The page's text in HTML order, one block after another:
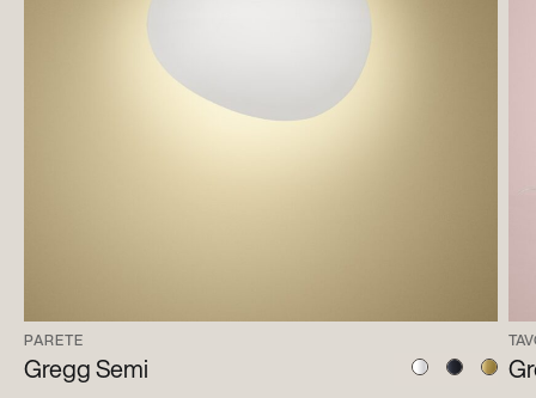
PARETE
Gregg Semi